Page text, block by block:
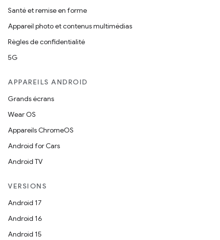
Santé et remise en forme
Appareil photo et contenus multimédias
Règles de confidentialité
5G
APPAREILS ANDROID
Grands écrans
Wear OS
Appareils ChromeOS
Android for Cars
Android TV
VERSIONS
Android 17
Android 16
Android 15